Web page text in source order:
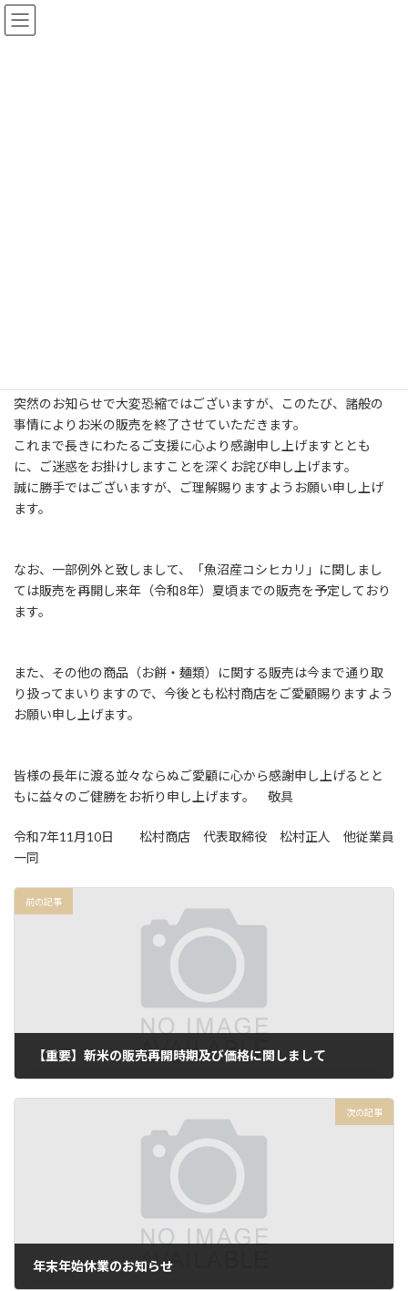
コ
ン
ナ
ビ
突然のお知らせで大変恐縮ではございますが、このたび、諸般の
事情によりお米の販売を終了させていただきます。
これまで長きにわたるご支援に心より感謝申し上げますととも
に、ご迷惑をお掛けしますことを深くお詫び申し上げます。
誠に勝手ではございますが、ご理解賜りますようお願い申し上げ
ます。
なお、一部例外と致しまして、「魚沼産コシヒカリ」に関しまし
ては販売を再開し来年（令和8年）夏頃までの販売を予定しており
ます。
また、その他の商品（お餅・麺類）に関する販売は今まで通り取
り扱ってまいりますので、今後とも松村商店をご愛顧賜りますよう
お願い申し上げます。
皆様の長年に渡る並々ならぬご愛顧に心から感謝申し上げるとと
もに益々のご健勝をお祈り申し上げます。 敬具
令和7年11月10日 松村商店 代表取締役 松村正人 他従業員
一同
前の記事
【重要】新米の販売再開時期及び価格に関しまして
次の記事
年末年始休業のお知らせ